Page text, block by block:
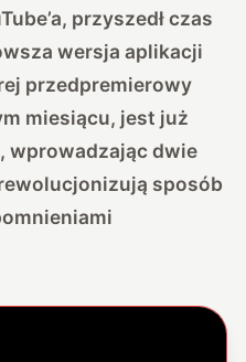
przyszedł czas
wersja aplikacji
przedpremierowy
miesiącu, jest już
wprowadzając dwie
sposób